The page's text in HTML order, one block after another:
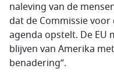
naleving van de
dat de Commissie
agenda opstelt. De
blijven van Amerika
benadering”.